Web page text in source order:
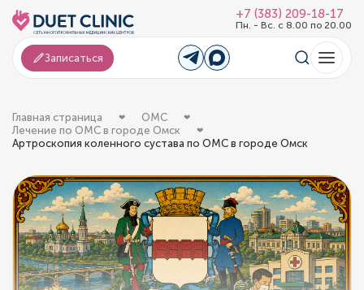
+7 (383) 209-18-17
Пн. - Вс. с 8.00 по 20.00
Записаться
Главная страница
ОМС
Лечение по ОМС в городе Омск
Артроскопия коленного сустава по ОМС в городе Омск